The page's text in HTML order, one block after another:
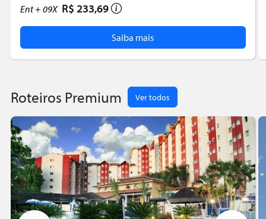
Ent + 09X R$ 233,69
Saiba mais
Roteiros Premium Ver todos